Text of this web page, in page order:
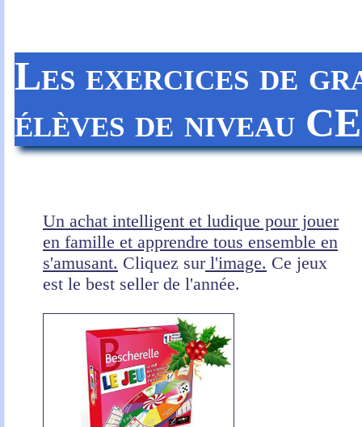
Les exercices de
élèves de niveau
Un achat intelligent et ludique pour jouer
en famille et apprendre tous ensemble en
s'amusant. Cliquez surl'image. Ce jeux
est le best seller de l'année.